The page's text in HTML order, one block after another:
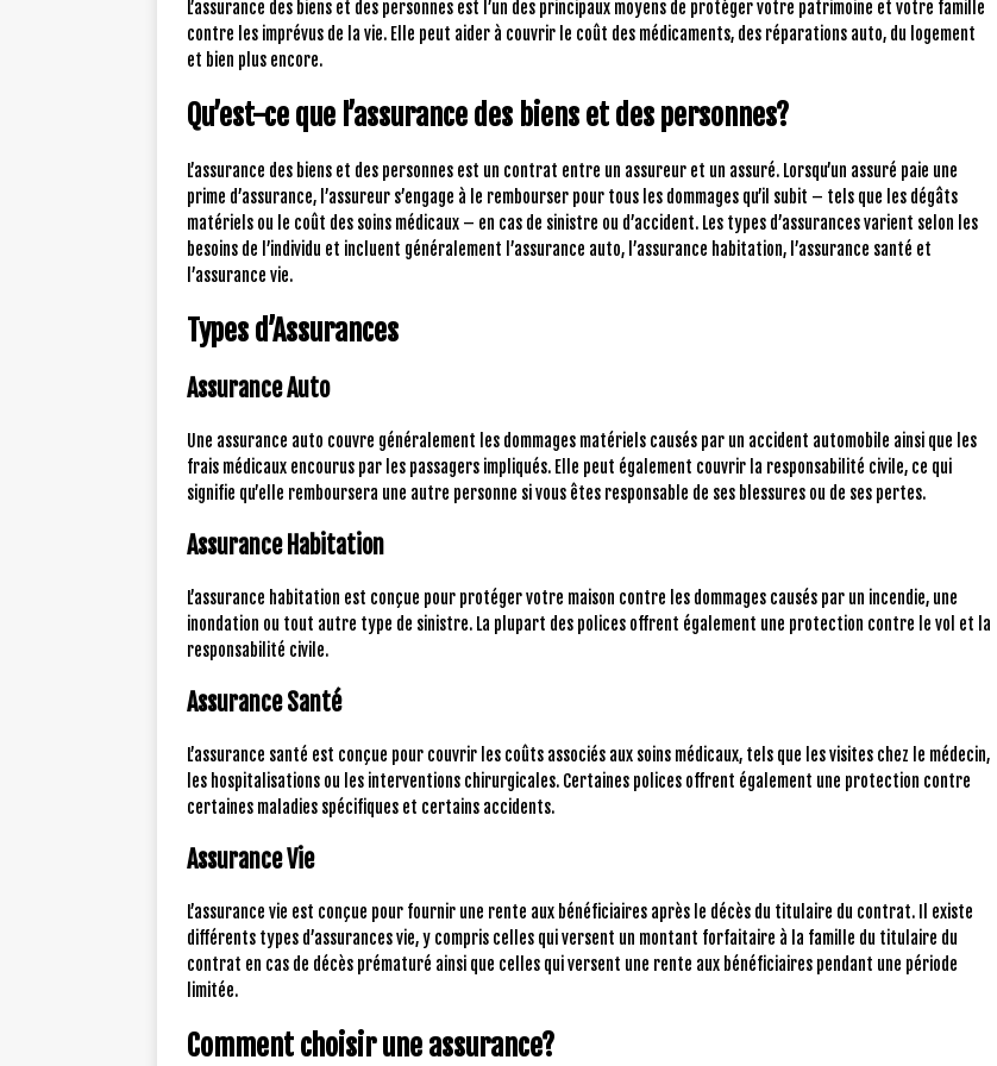
L’assurance des biens et des personnes est l’un des principaux moyens de protéger votre patrimoine et votre famille
contre les imprévus de la vie. Elle peut aider à couvrir le coût des médicaments, des réparations auto, du logement
et bien plus encore.
Qu’est-ce que l’assurance des biens et des personnes?
L’assurance des biens et des personnes est un contrat entre un assureur et un assuré. Lorsqu’un assuré paie une
prime d’assurance, l’assureur s’engage à le rembourser pour tous les dommages qu’il subit – tels que les dégâts
matériels ou le coût des soins médicaux – en cas de sinistre ou d’accident. Les types d’assurances varient selon les
besoins de l’individu et incluent généralement l’assurance auto, l’assurance habitation, l’assurance santé et
l’assurance vie.
Types d’Assurances
Assurance Auto
Une assurance auto couvre généralement les dommages matériels causés par un accident automobile ainsi que les
frais médicaux encourus par les passagers impliqués. Elle peut également couvrir la responsabilité civile, ce qui
signifie qu’elle remboursera une autre personne si vous êtes responsable de ses blessures ou de ses pertes.
Assurance Habitation
L’assurance habitation est conçue pour protéger votre maison contre les dommages causés par un incendie, une
inondation ou tout autre type de sinistre. La plupart des polices offrent également une protection contre le vol et la
responsabilité civile.
Assurance Santé
L’assurance santé est conçue pour couvrir les coûts associés aux soins médicaux, tels que les visites chez le médecin,
les hospitalisations ou les interventions chirurgicales. Certaines polices offrent également une protection contre
certaines maladies spécifiques et certains accidents.
Assurance Vie
L’assurance vie est conçue pour fournir une rente aux bénéficiaires après le décès du titulaire du contrat. Il existe
différents types d’assurances vie, y compris celles qui versent un montant forfaitaire à la famille du titulaire du
contrat en cas de décès prématuré ainsi que celles qui versent une rente aux bénéficiaires pendant une période
limitée.
Comment choisir une assurance?